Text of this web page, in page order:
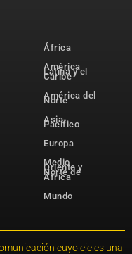
África
América
Latina y el
Caribe
América del
Norte
Asia-
Pacífico
Europa
Medio
Oriente y
Norte de
África
Mundo
cuyo eje es una